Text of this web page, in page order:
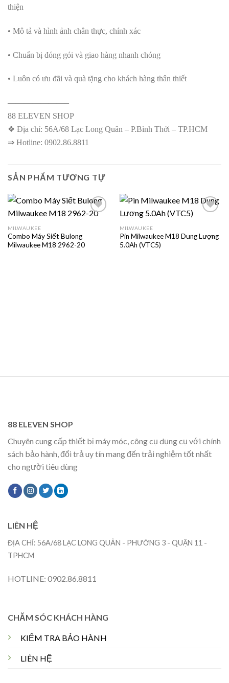
thiện
• Mô tả và hình ảnh chân thực, chính xác
• Chuẩn bị đóng gói và giao hàng nhanh chóng
• Luôn có ưu đãi và quà tặng cho khách hàng thân thiết
———————–
88 ELEVEN SHOP
❖ Địa chỉ: 56A/68 Lạc Long Quân – P.Bình Thới – TP.HCM
⇒ Hotline: 0902.86.8811
SẢN PHẨM TƯƠNG TỰ
MILWAUKEE
Combo Máy Siết Bulong
Milwaukee M18 2962-20
MILWAUKEE
Pin Milwaukee M18 Dung Lượng
5.0Ah (VTC5)
88 ELEVEN SHOP
Chuyên cung cấp thiết bị máy móc, công cụ dụng cụ với chính
sách bảo hành, đổi trả uy tín mang đến trải nghiệm tốt nhất
cho người tiêu dùng
CHĂM SÓC KHÁCH HÀNG
KIỂM TRA BẢO HÀNH
LIÊN HỆ
LIÊN HỆ
ĐỊA CHỈ: 56A/68 LẠC LONG QUÂN - PHƯỜNG 3 - QUẬN 11 -
TPHCM
HOTLINE: 0902.86.8811